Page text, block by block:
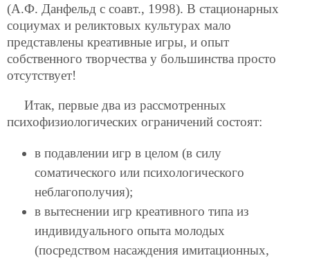
(А.Ф. Данфельд с соавт., 1998). В стационарных
социумах и реликтовых культурах мало
представлены креативные игры, и опыт
собственного творчества у большинства просто
отсутствует!
Итак, первые два из рассмотренных
психофизиологических ограничений состоят:
в подавлении игр в целом (в силу
соматического или психологического
неблагополучия);
в вытеснении игр креативного типа из
индивидуального опыта молодых
(посредством насаждения имитационных,